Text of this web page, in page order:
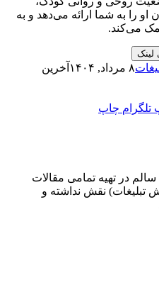
او را به شما ارائه می‌دهد و به
می‌کند.
لینک
۸ مرداد, ۱۴۰۴
آخرین
تلگرام چاپ
در تهیه‌ تمامی مقالات
تبلیغات) نقش نداشته و